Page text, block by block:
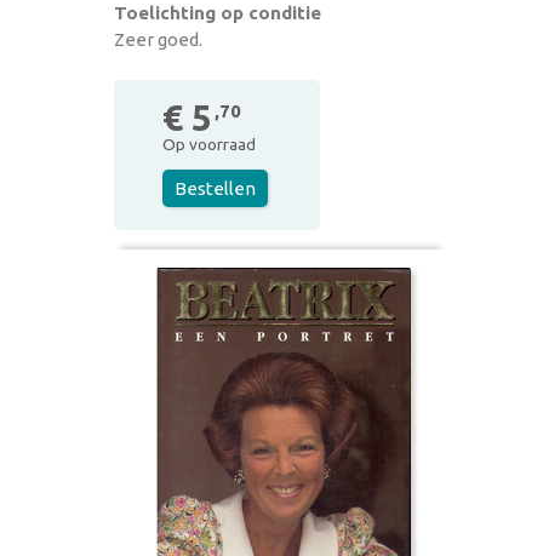
Toelichting op conditie
Zeer goed.
€ 5 ,70
Op voorraad
Bestellen